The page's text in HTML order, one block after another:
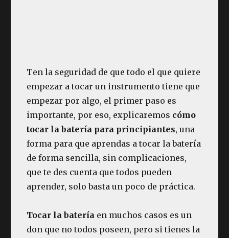
Ten la seguridad de que todo el que quiere
empezar a tocar un instrumento tiene que
empezar por algo, el primer paso es
importante, por eso, explicaremos cómo
tocar la batería para principiantes, una
forma para que aprendas a tocar la batería
de forma sencilla, sin complicaciones,
que te des cuenta que todos pueden
aprender, solo basta un poco de práctica.
Tocar la batería en muchos casos es un
don que no todos poseen, pero si tienes la